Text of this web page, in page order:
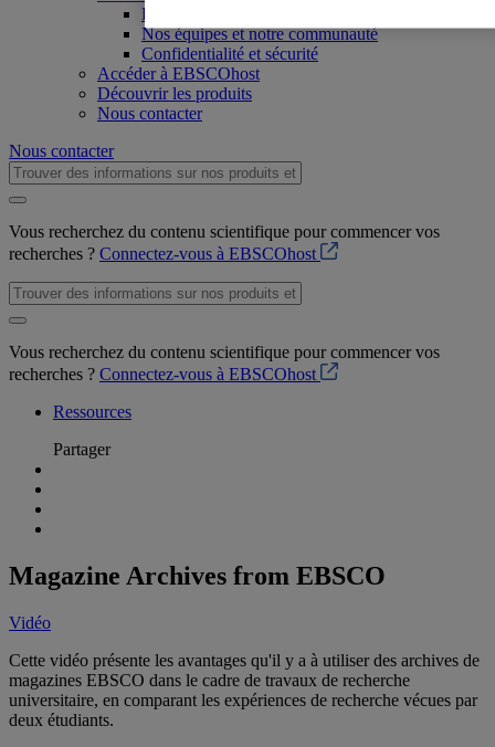
Responsabilité sociétale
Nos équipes et notre communauté
Confidentialité et sécurité
Accéder à EBSCOhost
Découvrir les produits
Nous contacter
Nous contacter
Vous recherchez du contenu scientifique pour commencer vos
recherches ? Connectez-vous à EBSCOhost
Vous recherchez du contenu scientifique pour commencer vos
recherches ? Connectez-vous à EBSCOhost
Ressources
Partager
Magazine Archives from EBSCO
Vidéo
Cette vidéo présente les avantages qu'il y a à utiliser des archives de
magazines EBSCO dans le cadre de travaux de recherche
universitaire, en comparant les expériences de recherche vécues par
deux étudiants.